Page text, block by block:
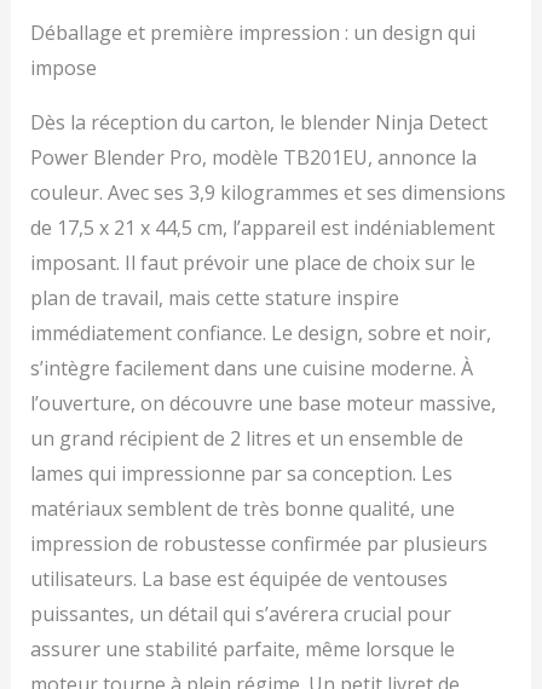
SMOOTHIES : Les lames
mixent facilement. Faites
facilement des
smoothies, du lait
d'avoine, de la nourriture
pour bébé et bien plus
encore CADRAN DE
DÉTECTION : Le cadran
facile à lire vous permet
de contrôler entièrement
le mixage, le hachage,
modes (11 manuels et 4
automatiques).
Comprend également un
minuteur et une
notification d'ajout de
liquide MODES AUTO,
Les mixeurs Ninja Detect
vous permettent de
prendre le contrôle de
votre cuisine. Profitez de
Déballage et première impression : un design qui
impose
Dès la réception du carton, le blender Ninja Detect
Power Blender Pro, modèle TB201EU, annonce la
couleur. Avec ses 3,9 kilogrammes et ses dimensions
de 17,5 x 21 x 44,5 cm, l’appareil est indéniablement
imposant. Il faut prévoir une place de choix sur le
plan de travail, mais cette stature inspire
immédiatement confiance. Le design, sobre et noir,
s’intègre facilement dans une cuisine moderne. À
l’ouverture, on découvre une base moteur massive,
un grand récipient de 2 litres et un ensemble de
lames qui impressionne par sa conception. Les
matériaux semblent de très bonne qualité, une
impression de robustesse confirmée par plusieurs
utilisateurs. La base est équipée de ventouses
puissantes, un détail qui s’avérera crucial pour
assurer une stabilité parfaite, même lorsque le